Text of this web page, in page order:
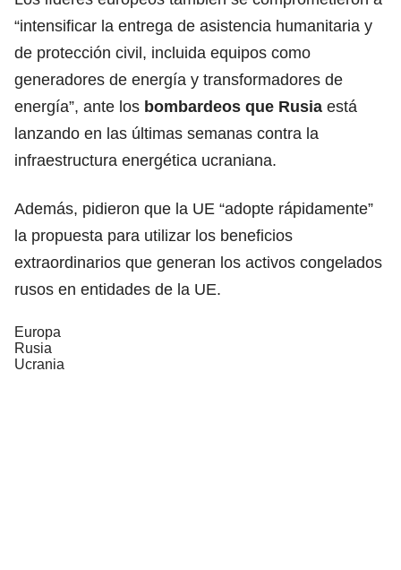
“intensificar la entrega de asistencia humanitaria y
de protección civil, incluida equipos como
generadores de energía y transformadores de
energía”, ante los bombardeos que Rusia está
lanzando en las últimas semanas contra la
infraestructura energética ucraniana.
Además, pidieron que la UE “adopte rápidamente”
la propuesta para utilizar los beneficios
extraordinarios que generan los activos congelados
rusos en entidades de la UE.
Europa
Rusia
Ucrania